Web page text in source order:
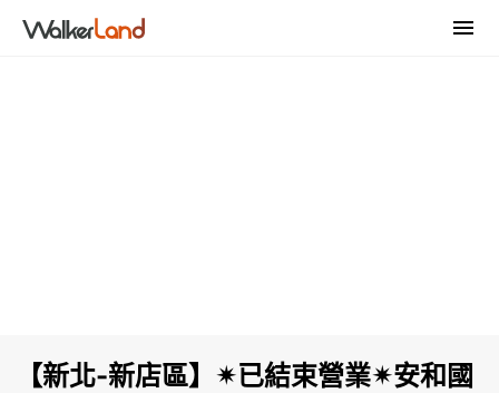
【新北-新店區】✴已結束營業✴安和國